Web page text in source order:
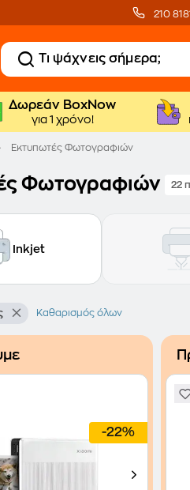
210
Δωρεάν BoxNow
για 1 χρόνο!
Εκτυπωτές Φωτογραφιών
Φωτογραφιών 22
Inkjet
Καθαρισμός όλων
-22%